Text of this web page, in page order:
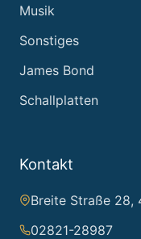
Musik
Sonstiges
James Bond
Schallplatten
Kontakt
Breite Straße 28,
02821-28987